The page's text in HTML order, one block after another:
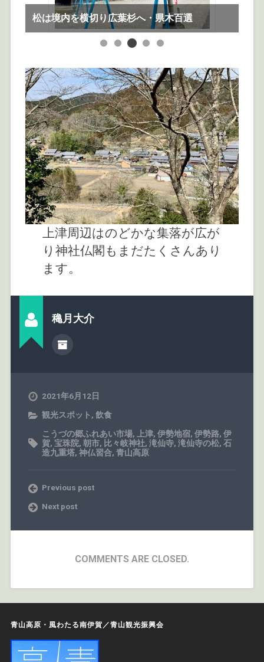
松は境内を横切り広葉杉へ・県木百選
上津周辺はのどかな集落が広が
り神社仏閣もまだたくさんあり
ます。
穐月大介
2021年6月12日
観光スポット , 飲食
こうづの郷ふれあい市場, 上津, 伊勢地宿, 伊勢路, 伊
賀, 宝珠院, 朝市, 比々岐神社, 滝仙寺, 滝仙寺の松, 石
造九重塔, 神仏習合, 青山高原
Previous post
Next post
COMMENTS ARE CLOSED.
青山高原・風わたる南伊賀／青山観光振興会